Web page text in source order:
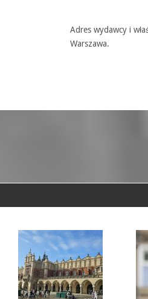
Adres wydawcy i
Warszawa.